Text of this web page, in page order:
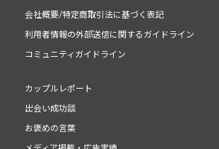
会社概要/特定商取引法に基づく表記
利用者情報の外部送信に関するガイドライン
コミュニティガイドライン
カップルレポート
出会い成功談
お褒めの言葉